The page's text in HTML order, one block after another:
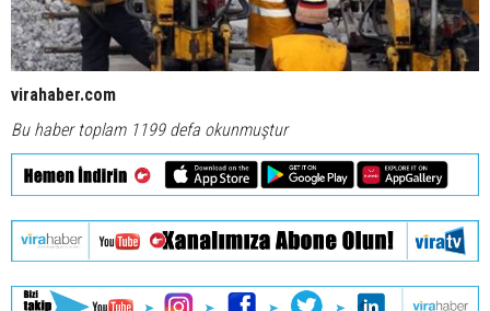
virahaber.com
Bu haber toplam 1199 defa okunmuştur